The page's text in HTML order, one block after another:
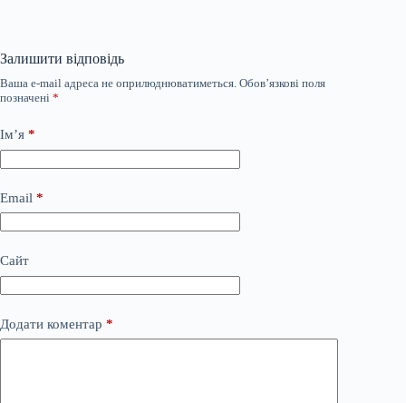
Залишити відповідь
Ваша e-mail адреса не оприлюднюватиметься. Обов’язкові поля
позначені *
Ім’я *
Email *
Сайт
Додати коментар *